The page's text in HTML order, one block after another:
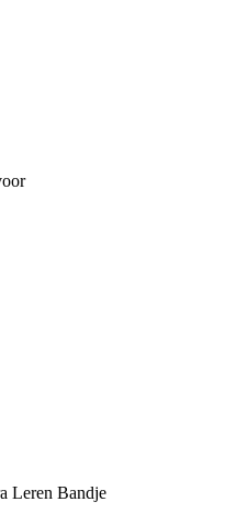
Leren Bandje